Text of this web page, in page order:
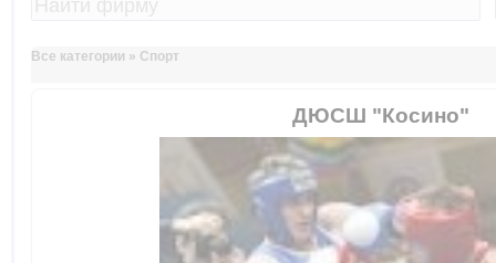
Все категории » Спорт
ДЮСШ "Косино"